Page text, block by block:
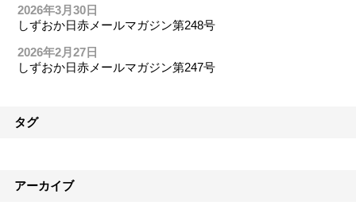
2026年3月30日
しずおか日赤メールマガジン第248号
2026年2月27日
しずおか日赤メールマガジン第247号
タグ
アーカイブ